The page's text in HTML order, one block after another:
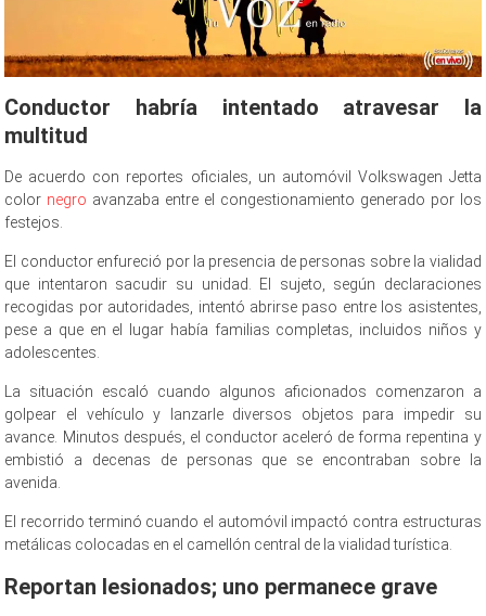
Conductor habría intentado atravesar la
multitud
De acuerdo con reportes oficiales, un automóvil Volkswagen Jetta
color negro avanzaba entre el congestionamiento generado por los
festejos.
El conductor enfureció por la presencia de personas sobre la vialidad
que intentaron sacudir su unidad. El sujeto, según declaraciones
recogidas por autoridades, intentó abrirse paso entre los asistentes,
pese a que en el lugar había familias completas, incluidos niños y
adolescentes.
La situación escaló cuando algunos aficionados comenzaron a
golpear el vehículo y lanzarle diversos objetos para impedir su
avance. Minutos después, el conductor aceleró de forma repentina y
embistió a decenas de personas que se encontraban sobre la
avenida.
El recorrido terminó cuando el automóvil impactó contra estructuras
metálicas colocadas en el camellón central de la vialidad turística.
Reportan lesionados; uno permanece grave